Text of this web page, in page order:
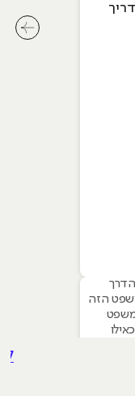
הדרך
הזה
לחץ